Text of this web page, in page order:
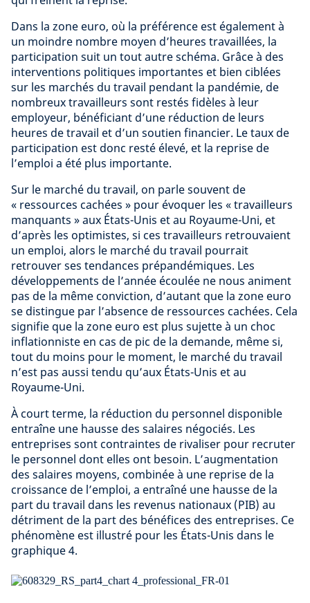
Dans la zone euro, où la préférence est également à
un moindre nombre moyen d’heures travaillées, la
participation suit un tout autre schéma. Grâce à des
interventions politiques importantes et bien ciblées
sur les marchés du travail pendant la pandémie, de
nombreux travailleurs sont restés fidèles à leur
employeur, bénéficiant d’une réduction de leurs
heures de travail et d’un soutien financier. Le taux de
participation est donc resté élevé, et la reprise de
l’emploi a été plus importante.
Sur le marché du travail, on parle souvent de
« ressources cachées » pour évoquer les « travailleurs
manquants » aux États-Unis et au Royaume-Uni, et
d’après les optimistes, si ces travailleurs retrouvaient
un emploi, alors le marché du travail pourrait
retrouver ses tendances prépandémiques. Les
développements de l’année écoulée ne nous animent
pas de la même conviction, d’autant que la zone euro
se distingue par l’absence de ressources cachées. Cela
signifie que la zone euro est plus sujette à un choc
inflationniste en cas de pic de la demande, même si,
tout du moins pour le moment, le marché du travail
n’est pas aussi tendu qu’aux États-Unis et au
Royaume-Uni.
À court terme, la réduction du personnel disponible
entraîne une hausse des salaires négociés. Les
entreprises sont contraintes de rivaliser pour recruter
le personnel dont elles ont besoin. L’augmentation
des salaires moyens, combinée à une reprise de la
croissance de l’emploi, a entraîné une hausse de la
part du travail dans les revenus nationaux (PIB) au
détriment de la part des bénéfices des entreprises. Ce
phénomène est illustré pour les États-Unis dans le
graphique 4.